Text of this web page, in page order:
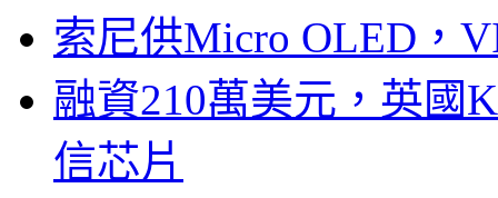
索尼供Micro OLED，
融資210萬美元，英國
信芯片